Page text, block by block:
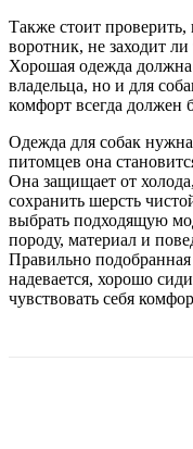
Также стоит
воротник, не заходит
Хорошая одежда
владельца, но и для
комфорт всегда должен
Одежда для собак
питомцев она
Она защищает от
сохранить шерсть
выбрать подходящую
породу, материал и
Правильно
надевается, хорошо
чувствовать себя